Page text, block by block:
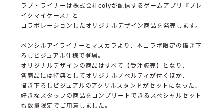
ラブ・ライナーは株式会社colyが配信するゲームアプリ『ブレ
イクマイケース』と
コラボレーションしたオリジナルデザイン商品を発売します。
ペンシルアイライナーとマスカラより、本コラボ限定の描き下
ろしビジュアル仕様で登場。
オリジナルデザインの商品はすべて【受注販売】となり、
各商品には特典としてオリジナルノベルティが付くほか、
描き下ろしビジュアルのアクリルスタンドがセットになった、
好きなスタッフの商品をコンプリートできるスペシャルセット
も数量限定でご用意しました。